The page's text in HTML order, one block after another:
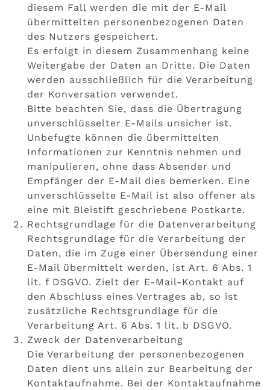
diesem Fall werden die mit der E-Mail
übermittelten personenbezogenen Daten
des Nutzers gespeichert.
Es erfolgt in diesem Zusammenhang keine
Weitergabe der Daten an Dritte. Die Daten
werden ausschließlich für die Verarbeitung
der Konversation verwendet.
Bitte beachten Sie, dass die Übertragung
unverschlüsselter E-Mails unsicher ist.
Unbefugte können die übermittelten
Informationen zur Kenntnis nehmen und
manipulieren, ohne dass Absender und
Empfänger der E-Mail dies bemerken. Eine
unverschlüsselte E-Mail ist also offener als
eine mit Bleistift geschriebene Postkarte.
Rechtsgrundlage für die Datenverarbeitung
Rechtsgrundlage für die Verarbeitung der
Daten, die im Zuge einer Übersendung einer
E-Mail übermittelt werden, ist Art. 6 Abs. 1
lit. f DSGVO. Zielt der E-Mail-Kontakt auf
den Abschluss eines Vertrages ab, so ist
zusätzliche Rechtsgrundlage für die
Verarbeitung Art. 6 Abs. 1 lit. b DSGVO.
Zweck der Datenverarbeitung
Die Verarbeitung der personenbezogenen
Daten dient uns allein zur Bearbeitung der
Kontaktaufnahme. Bei der Kontaktaufnahme